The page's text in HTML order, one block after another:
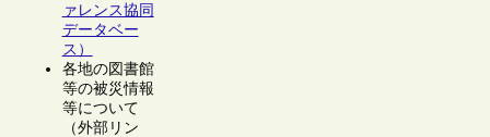
ァレンス協同
データベー
ス）
各地の図書館
等の被災情報
等について
（外部リン